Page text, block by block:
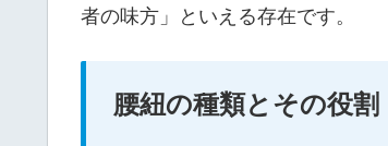
者の味方」といえる存在です。
腰紐の種類とその役割